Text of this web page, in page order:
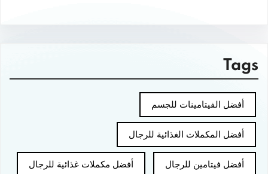
Tags
أفضل الفيتامينات للجسم
أفضل المكملات الغذائية للرجال
أفضل فيتامين للرجال أفضل مكملات غذائية للرجال